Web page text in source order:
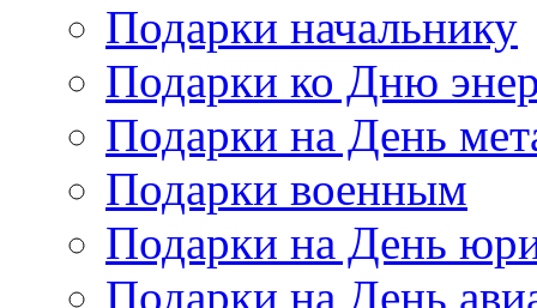
Подарки начальнику
Подарки ко Дню
Подарки на День
Подарки военным
Подарки на День
Подарки на День